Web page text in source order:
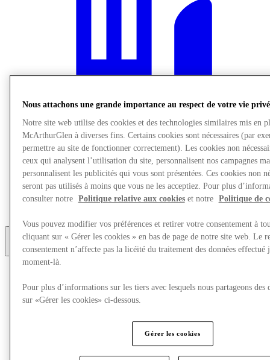
Manger et boire
Plus
Nous attachons une grande importance au respect de votre vie
Notre site web utilise des cookies et des technologies similaires mis en
McArthurGlen à diverses fins. Certains cookies sont nécessaires (par
permettre au site de fonctionner correctement). Les cookies non
ceux qui analysent l’utilisation du site, personnalisent nos campagnes
personnalisent les publicités qui vous sont présentées. Ces cookies non
seront pas utilisés à moins que vous ne les acceptiez. Pour plus
consulter notre Politique relative aux cookieset notre Politique de
Vous pouvez modifier vos préférences et retirer votre consentement à
cliquant sur « Gérer les cookies » en bas de page de notre site web. Le
consentement n’affecte pas la licéité du traitement des données effectué
moment-là.
Pour plus d’informations sur les tiers avec lesquels nous partageons des
sur «Gérer les cookies» ci-dessous.
Gérer les cookies